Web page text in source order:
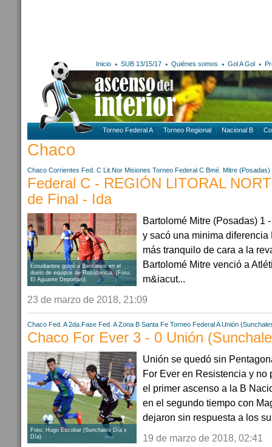
Inicio SUB 13/15/17 Quiénes somos Gol A Gol
Torneo Federal A Torneo Regional Nacional B
Chaco
Chaco Corrientes Fed. C Lit.Nor Misiones Torneo Federal C Bmé. Mitre (Posadas)
Federal C - REGIÓN LITORAL
de Final - Ida
Estudiantes goleó a Bancarios en el
duelo de equipos de Resistencia. (Foto:
El Aguante Deportivo).
Bartolomé Mitre (Posadas) 1
y sacó una minima
más tranquilo de cara a la
Bartolomé Mitre venció a
m&iacut...
23 de marzo de 2018, 21:09
Chaco Fed. A 2da.Fase Fed. A Zona B Santa Fe Torneo Federal A Unión
Chaco For Ever 3 - 0 Unión
Foto: Hugo Escobar (Sunchales Día x
Día).
Unión se quedó sin
For Ever en Resistencia y no
el primer ascenso a la B
en el segundo tiempo con
dejaron sin respuesta a los
19 de marzo de 2018, 02:41